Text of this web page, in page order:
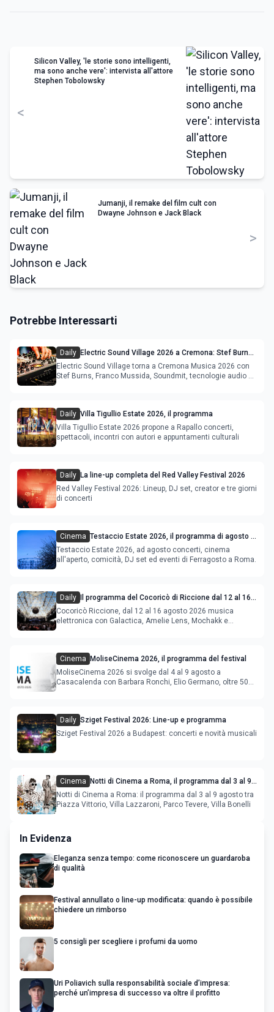
<
Silicon Valley, 'le storie sono intelligenti,
ma sono anche vere': intervista all'attore
Stephen Tobolowsky
Jumanji, il remake del film cult con
Dwayne Johnson e Jack Black
>
Potrebbe Interessarti
Daily Electric Sound Village 2026 a Cremona: Stef Burns,
Soundmit e Young Band Contest, il programma
Electric Sound Village torna a Cremona Musica 2026 con
Stef Burns, Franco Mussida, Soundmit, tecnologie audio e
Daily Villa Tigullio Estate 2026, il programma
Villa Tigullio Estate 2026 propone a Rapallo concerti,
spettacoli, incontri con autori e appuntamenti culturali
Daily La line-up completa del Red Valley Festival 2026
Red Valley Festival 2026: Lineup, DJ set, creator e tre giorni
di concerti
Cinema Testaccio Estate 2026, il programma di agosto e
Ferragosto
Testaccio Estate 2026, ad agosto concerti, cinema
all'aperto, comicità, DJ set ed eventi di Ferragosto a Roma.
Daily
Il programma del Cocoricò di Riccione dal 12 al 16
agosto 2026
Cocoricò Riccione, dal 12 al 16 agosto 2026 musica
elettronica con Galactica, Amelie Lens, Mochakk e
Cinema
MoliseCinema 2026, il programma del festival
MoliseCinema 2026 si svolge dal 4 al 9 agosto a
Casacalenda con Barbara Ronchi, Elio Germano, oltre 50
Daily Sziget Festival 2026: Line-up e programma
Sziget Festival 2026 a Budapest: concerti e novità musicali
Cinema
Notti di Cinema a Roma, il programma dal 3 al 9
agosto
Notti di Cinema a Roma: il programma dal 3 al 9 agosto tra
Piazza Vittorio, Villa Lazzaroni, Parco Tevere, Villa Bonelli
In Evidenza
Eleganza senza tempo: come riconoscere un guardaroba
di qualità
Festival annullato o line-up modificata: quando è possibile
chiedere un rimborso
5 consigli per scegliere i profumi da uomo
Uri Poliavich sulla responsabilità sociale d’impresa:
perché un’impresa di successo va oltre il profitto